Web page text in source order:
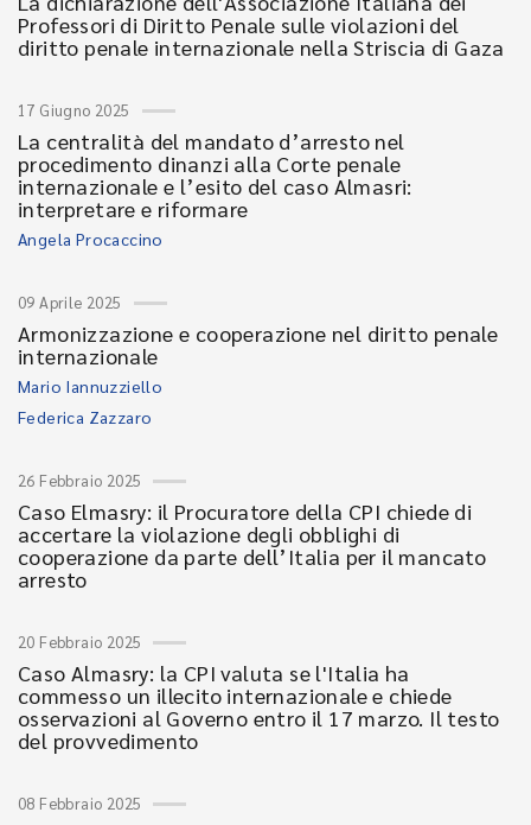
Professori di Diritto Penale sulle violazioni del
diritto penale internazionale nella Striscia di Gaza
17 Giugno 2025
La centralità del mandato d’arresto nel
procedimento dinanzi alla Corte penale
internazionale e l’esito del caso Almasri:
interpretare e riformare
Angela Procaccino
09 Aprile 2025
Armonizzazione e cooperazione nel diritto penale
internazionale
Mario Iannuzziello
Federica Zazzaro
26 Febbraio 2025
Caso Elmasry: il Procuratore della CPI chiede di
accertare la violazione degli obblighi di
cooperazione da parte dell’Italia per il mancato
arresto
20 Febbraio 2025
Caso Almasry: la CPI valuta se l'Italia ha
commesso un illecito internazionale e chiede
osservazioni al Governo entro il 17 marzo. Il testo
del provvedimento
08 Febbraio 2025